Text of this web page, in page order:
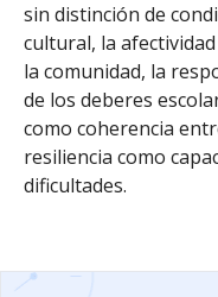
sin distinción de
cultural, la
la comunidad, la
de los deberes
como coherencia
resiliencia como
dificultades.